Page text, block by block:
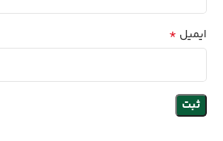
ایمیل *